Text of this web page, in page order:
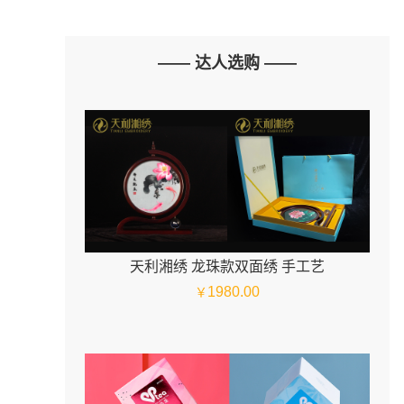
—— 达人选购 ——
天利湘绣 龙珠款双面绣 手工艺
￥ 1980.00